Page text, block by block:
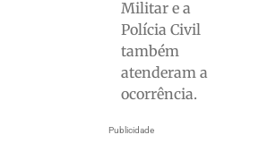
Publicidade
Militar e a
Polícia Civil
também
atenderam a
ocorrência.